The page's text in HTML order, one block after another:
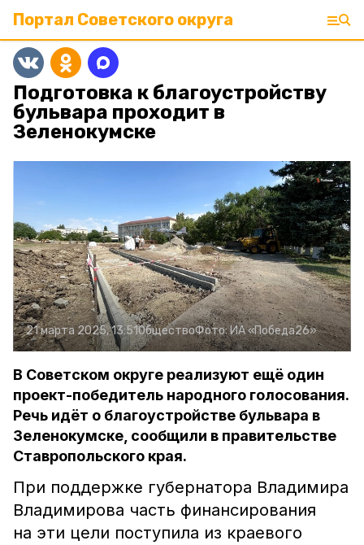
Портал Советского округа
Подготовка к благоустройству
бульвара проходит в
Зеленокумске
21 марта 2025, 13:51ОбществоФото:ИА «Победа26»
В Советском округе реализуют ещё один
проект-победитель народного голосования.
Речь идёт о благоустройстве бульвара в
Зеленокумске, сообщили в правительстве
Ставропольского края.
При поддержке губернатора Владимира
Владимирова часть финансирования
на эти цели поступила из краевого